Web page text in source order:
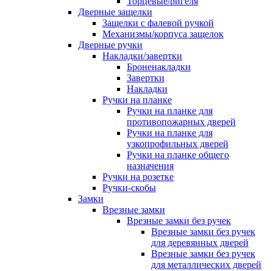
Дверные защелки
Защелки с фалевой ручкой
Механизмы/корпуса защелок
Дверные ручки
Накладки/завертки
Броненакладки
Завертки
Накладки
Ручки на планке
Ручки на планке для
противопожарных дверей
Ручки на планке для
узкопрофильных дверей
Ручки на планке общего
назначения
Ручки на розетке
Ручки-скобы
Замки
Врезные замки
Врезные замки без ручек
Врезные замки без ручек
для деревянных дверей
Врезные замки без ручек
для металлических дверей